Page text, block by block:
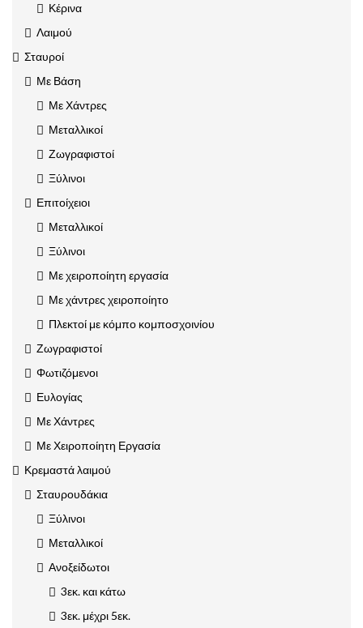
Κέρινα
Λαιμού
Σταυροί
Με Βάση
Με Χάντρες
Μεταλλικοί
Ζωγραφιστοί
Ξύλινοι
Επιτοίχειοι
Μεταλλικοί
Ξύλινοι
Με χειροποίητη εργασία
Με χάντρες χειροποίητο
Πλεκτοί με κόμπο κομποσχοινίου
Ζωγραφιστοί
Φωτιζόμενοι
Ευλογίας
Με Χάντρες
Με Χειροποίητη Εργασία
Κρεμαστά λαιμού
Σταυρουδάκια
Ξύλινοι
Μεταλλικοί
Ανοξείδωτοι
3εκ. και κάτω
3εκ. μέχρι 5εκ.